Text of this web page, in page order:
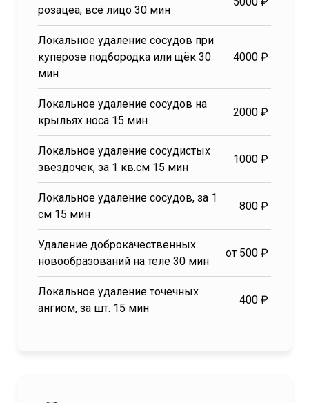
розацеа, всё лицо 30 мин
Локальное удаление сосудов при
куперозе подбородка или щёк 30
мин
4000 ₽
Локальное удаление сосудов на
крыльях носа 15 мин
2000 ₽
Локальное удаление сосудистых
звездочек, за 1 кв.см 15 мин
1000 ₽
Локальное удаление сосудов, за 1
см 15 мин
800 ₽
Удаление доброкачественных
новообразований на теле 30 мин
от 500 ₽
Локальное удаление точечных
ангиом, за шт. 15 мин
400 ₽